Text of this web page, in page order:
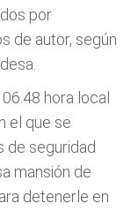
por
de autor, según
hora local
el que se
de seguridad
mansión de
detenerle en